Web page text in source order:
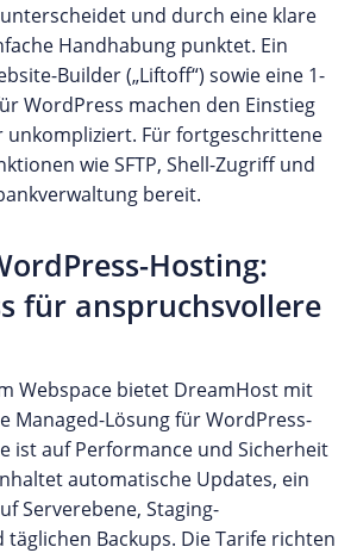
und durch eine klare
Handhabung punktet. Ein
Builder („Liftoff“) sowie eine 1-
WordPress machen den Einstieg
unkompliziert. Für fortgeschrittene
wie SFTP, Shell-Zugriff und
bereit.
Hosting:
für anspruchsvollere
Webspace bietet DreamHost mit
Managed-Lösung für WordPress-
ist auf Performance und Sicherheit
automatische Updates, ein
Serverebene, Staging-
Backups. Die Tarife richten